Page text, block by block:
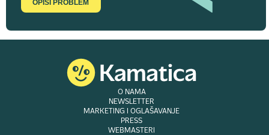
OPIŠI PROBLEM
O NAMA
NEWSLETTER
MARKETING I OGLAŠAVANJE
PRESS
WEBMASTERI